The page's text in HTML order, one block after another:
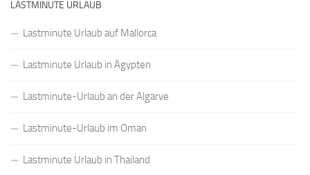
LASTMINUTE URLAUB
Lastminute Urlaub auf Mallorca
Lastminute Urlaub in Ägypten
Lastminute-Urlaub an der Algarve
Lastminute-Urlaub im Oman
Lastminute Urlaub in Thailand